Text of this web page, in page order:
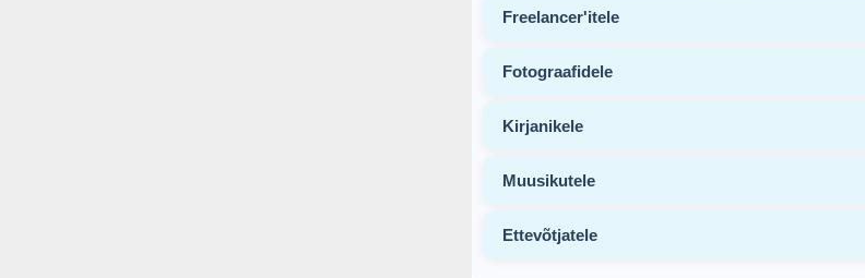
Freelancer'itele
Fotograafidele
Kirjanikele
Muusikutele
Ettevõtjatele